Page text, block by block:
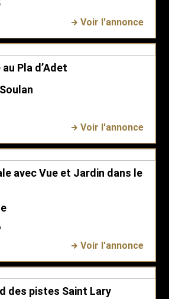
Voir l'annonce
Pla d’Adet
Voir l'annonce
avec Vue et Jardin dans le
Voir l'annonce
des pistes Saint Lary